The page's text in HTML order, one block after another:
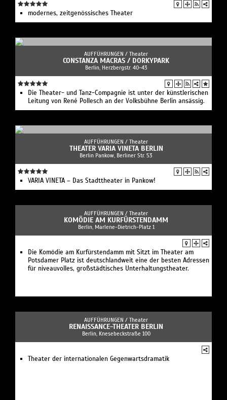
modernes, zeitgenössisches Theater
AUFFÜHRUNGEN / Theater
CONSTANZA MACRAS / DORKYPARK
Berlin, Herzbergstr. 40-43
Die Theater- und Tanz-Compagnie ist unter der künstlerischen
Leitung von René Pollesch an der Volksbühne Berlin ansässig.
AUFFÜHRUNGEN / Theater
THEATER VARIA VINETA BERLIN
Berlin Pankow, Berliner Str. 53
VARIA VINETA – Das Stadttheater in Pankow!
AUFFÜHRUNGEN / Theater
KOMÖDIE AM KURFÜRSTENDAMM
Berlin, Marlene-Dietrich-Platz 1
Die Komödie am Kurfürstendamm mit Sitzt im Theater am
Potsdamer Platz ist deutschlandweit eine der besten Adressen
für niveauvolles, großstädtisches Unterhaltungstheater.
AUFFÜHRUNGEN / Theater
RENAISSANCE-THEATER BERLIN
Berlin, Knesebeckstraße 100
Theater der internationalen Gegenwartsdramatik